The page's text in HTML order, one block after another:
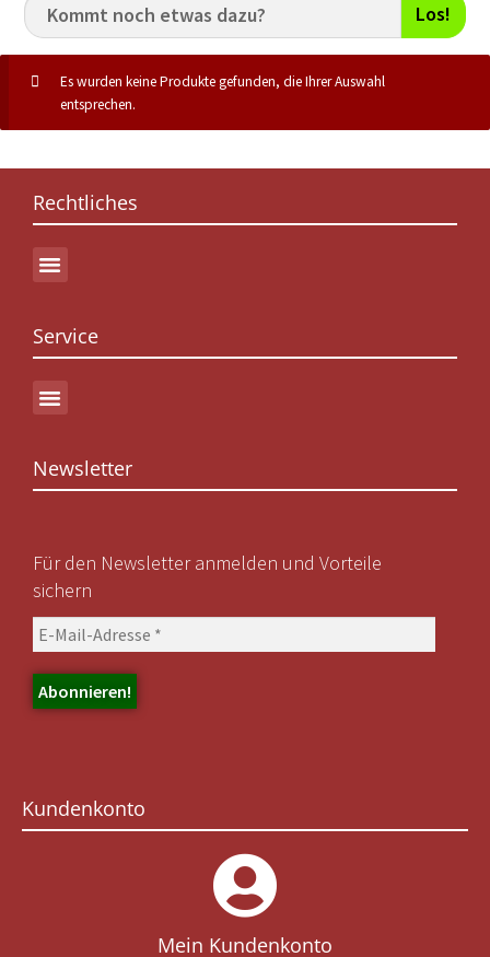
Los!
Es wurden keine Produkte gefunden, die Ihrer Auswahl
entsprechen.
Rechtliches
Service
Newsletter
Für den Newsletter anmelden und Vorteile
sichern
Kundenkonto
Mein Kundenkonto